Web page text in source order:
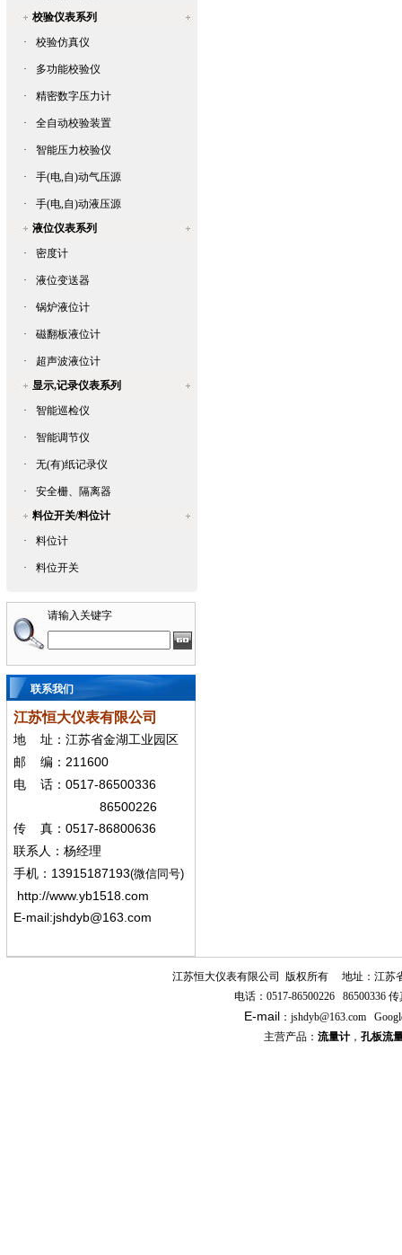
校验仪表系列
·
校验仿真仪
· 多功能校验仪
· 精密数字压力计
· 全自动校验装置
· 智能压力校验仪
· 手(电,自)动气压源
·
手(电,自)动液压源
液位仪表系列
·
密度计
· 液位变送器
· 锅炉液位计
· 磁翻板液位计
·
超声波液位计
显示,记录仪表系列
·
智能巡检仪
· 智能调节仪
· 无(有)纸记录仪
·
安全栅、隔离器
料位开关/料位计
·
料位计
· 料位开关
请输入关键字
联系我们
江苏恒大仪表有限公司
地
址：江苏省金湖工业园区
邮
编： 211600
电 话： 0517-86500336
86500226
传 真： 0517-86800636
联系人：杨经理
手机 ： 13915187193(微信同号)
http://www.yb1518.com
E-mail:jshdyb@163.com
江苏恒大仪表有限公司 版权所有
地址：江苏
电话： 0517-86500226 86500336 传
E-mail ： jshdyb@163.com
主营产品： 流量计， 孔板流